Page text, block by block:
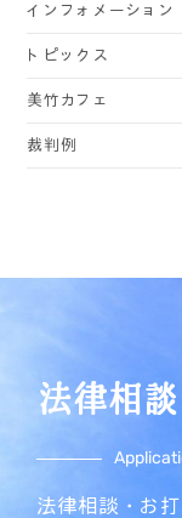
インフォメーション
トピックス
美竹カフェ
裁判例
法律相
法律相談・お